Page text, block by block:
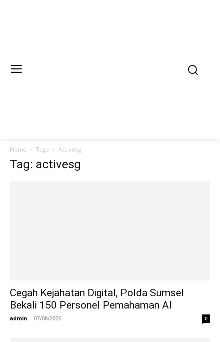
Home Tags Activesg
Tag: activesg
Cegah Kejahatan Digital, Polda Sumsel
Bekali 150 Personel Pemahaman AI
admin - 07/08/2026 0